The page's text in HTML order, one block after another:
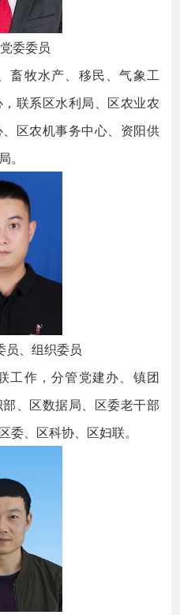
委委员
牧水产、移民、气象工
联系区水利局、区农业农
区农机事务中心、资阳供
、组织委员
作，分管党建办、镇团
、区数据局、区委老干部
委、区科协、区妇联。